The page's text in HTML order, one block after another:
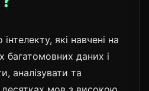
які навчені на
багатомовних даних і
аналізувати та